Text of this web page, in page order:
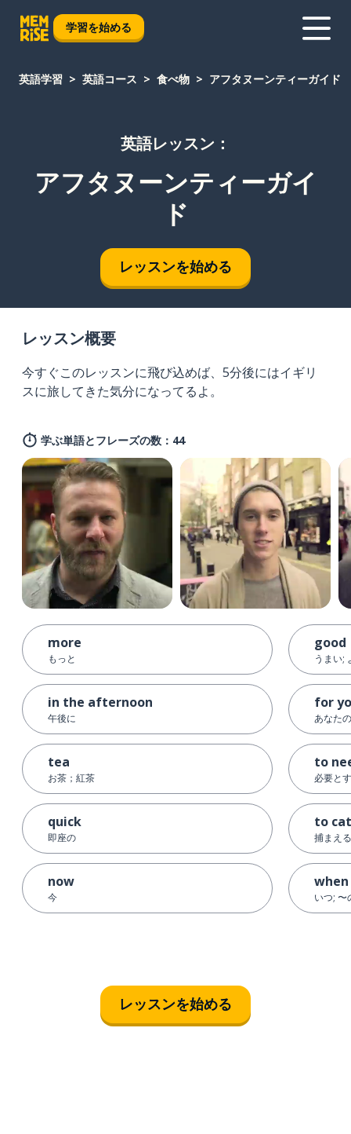
学習を始める
英語学習 英語コース 食べ物 アフタヌーンティーガイド
英語レッスン：
アフタヌーンティーガイ
ド
レッスンを始める
レッスン概要
今すぐこのレッスンに飛び込めば、5分後にはイギリ
スに旅してきた気分になってるよ。
学ぶ単語とフレーズの数：44
more
もっと
in the afternoon
午後に
tea
お茶；紅茶
quick
即座の
now
今
good
うまい;
for
あなた
to
必要と
to
捕まえる
when
いつ; 〜
レッスンを始める